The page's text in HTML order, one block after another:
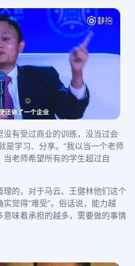
有受过商业的训练，没当过会
是学习、分享。“我以当一个老师
老师希望所有的学生超过自
理的，对于马云、王健林他们这个
觉得“难受”。俗话说，能力越
意味着承担的越多，需要做的事情